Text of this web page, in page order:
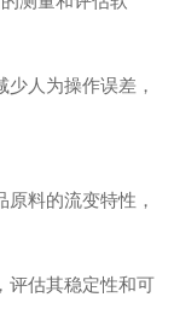
人为操作误差，
料的流变特性，
评估其稳定性和可